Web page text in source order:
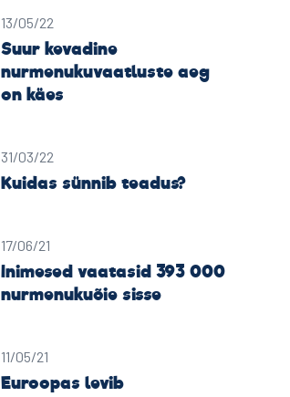
13/05/22
Suur kevadine
nurmenukuvaatluste aeg
on käes
31/03/22
Kuidas sünnib teadus?
17/06/21
Inimesed vaatasid 393 000
nurmenukuõie sisse
11/05/21
Euroopas levib